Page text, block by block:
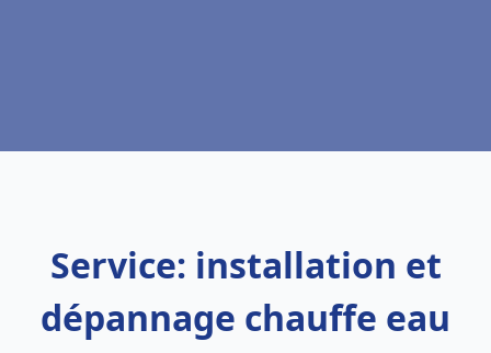
Service: installation et
dépannage chauffe eau